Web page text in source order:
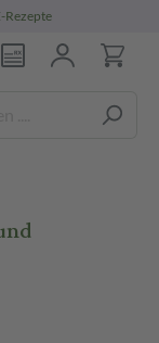
Rezepte